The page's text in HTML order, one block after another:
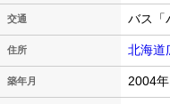
交通 バス
住所 北海道
築年月 2004年